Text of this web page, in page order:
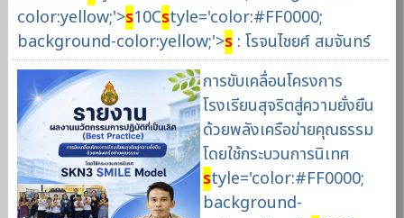
color:yellow;'>s10Cstyle='color:#FF0000;
background-color:yellow;'>s : โรจนไชยศ์ สมจันทร์
การขับเคลื่อนโครงการ
โรงเรียนสุจริตสู่ความยั่งยืน
ด้วยพลังเครือข่ายคุณธรรม
โดยใช้กระบวนการนิเทศ
style='color:#FF0000;
background-